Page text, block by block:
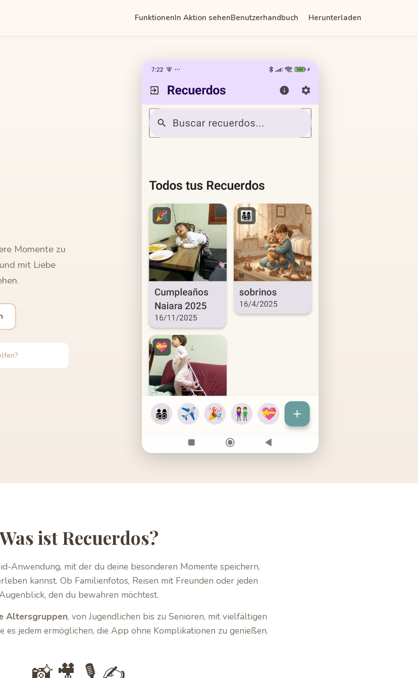
FunktionenIn Aktion sehenBenutzerhandbuch Herunterladen
Momente zu
mit Liebe
ist Recuerdos?
Anwendung, mit der du deine besonderen Momente speichern,
kannst. Ob Familienfotos, Reisen mit Freunden oder jeden
den du bewahren möchtest.
Altersgruppen, von Jugendlichen bis zu Senioren, mit vielfältigen
es jedem ermöglichen, die App ohne Komplikationen zu genießen.